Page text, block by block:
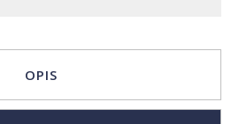
OPIS